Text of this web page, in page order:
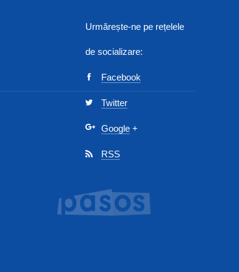
Urmărește-ne pe rețelele
de socializare:
Facebook
Twitter
Google +
RSS